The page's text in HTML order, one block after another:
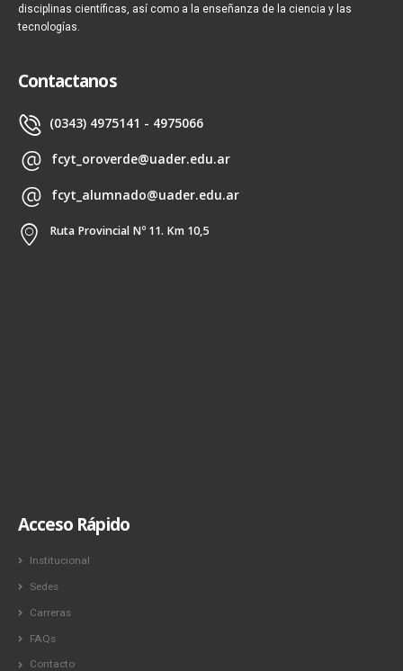
disciplinas científicas, así como a la enseñanza de la ciencia y las
tecnologías.
Contactanos
(0343) 4975141 - 4975066
fcyt_oroverde@uader.edu.ar
fcyt_alumnado@uader.edu.ar
Ruta Provincial Nº 11. Km 10,5
Acceso Rápido
Institucional
Sedes
Carreras
FAQs
Contacto